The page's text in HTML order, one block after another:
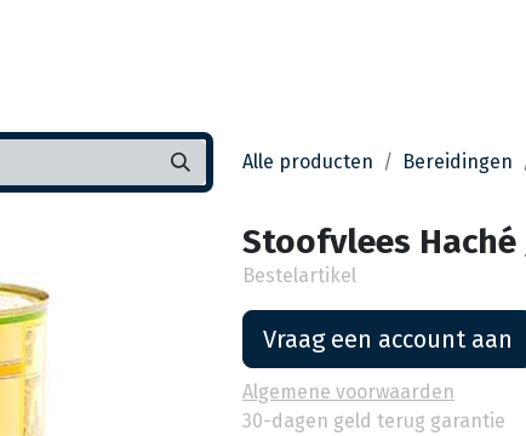
Alle producten Bereidingen
Stoofvlees Haché
Bestelartikel
Vraag een account aan
Algemene voorwaarden
30-dagen geld terug garantie